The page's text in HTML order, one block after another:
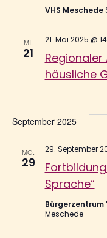
VHS Meschede
MI.
21
häusliche
21. Mai 2025 @
September 2025
MO.
29
Sprache“
29. September
Bürgerzentrum
Meschede